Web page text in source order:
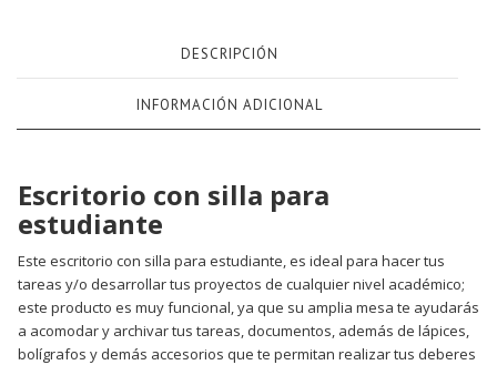
DESCRIPCIÓN
INFORMACIÓN ADICIONAL
Escritorio con silla para
estudiante
Este escritorio con silla para estudiante, es ideal para hacer tus
tareas y/o desarrollar tus proyectos de cualquier nivel académico;
este producto es muy funcional, ya que su amplia mesa te ayudarás
a acomodar y archivar tus tareas, documentos, además de lápices,
bolígrafos y demás accesorios que te permitan realizar tus deberes